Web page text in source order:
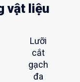
vật liệu
Lưỡi
cắt
gạch
đa